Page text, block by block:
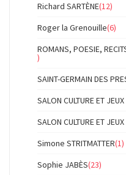
Richard SARTÈNE(12)
Roger la Grenouille(6)
ROMANS, POESIE,
)
SAINT-GERMAIN DES
SALON CULTURE ET
SALON CULTURE ET
Simone STRITMATTER(1)
Sophie JABÈS(23)